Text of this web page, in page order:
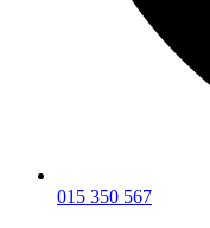
015 350 567